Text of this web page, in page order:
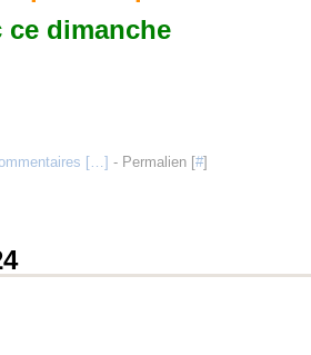
ce dimanche
[…] - Permalien [#]